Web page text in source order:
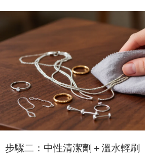
步驟二：中性清潔劑＋溫水輕刷